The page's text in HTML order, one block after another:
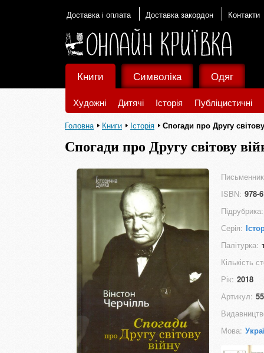
Доставка і оплата Доставка закордон Контакти
Книги
Художні Дитячі Історія Публіцистичні
Символіка Одяг
Головна Книги Історія Спогади про Другу
Спогади про Другу світову
ISBN: 978-
Підрубрика:
Серія:
Палітурка:
Кількість
Рік: 2018
Артикул:
Мова: